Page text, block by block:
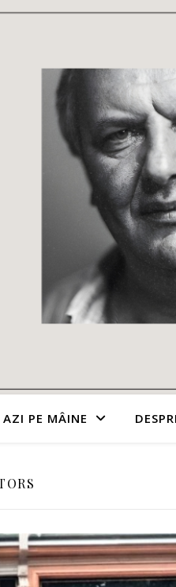
PE MÂINE